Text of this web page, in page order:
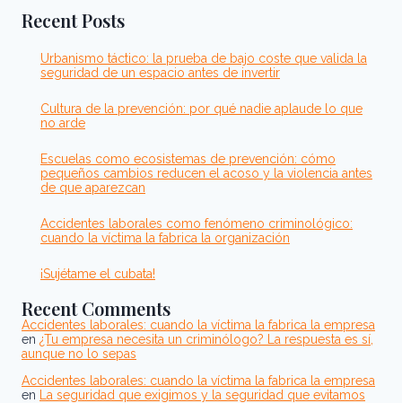
PREVENCIÓN
INTELIGENTE
Recent Posts
Urbanismo táctico: la prueba de bajo coste que valida la
seguridad de un espacio antes de invertir
Cultura de la prevención: por qué nadie aplaude lo que
no arde
Escuelas como ecosistemas de prevención: cómo
pequeños cambios reducen el acoso y la violencia antes
de que aparezcan
Accidentes laborales como fenómeno criminológico:
cuando la víctima la fabrica la organización
¡Sujétame el cubata!
Recent Comments
Accidentes laborales: cuando la víctima la fabrica la empresa
en ¿Tu empresa necesita un criminólogo? La respuesta es sí,
aunque no lo sepas
Accidentes laborales: cuando la víctima la fabrica la empresa
en
La seguridad que exigimos y la seguridad que evitamos